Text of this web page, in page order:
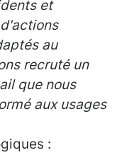
et
au
recruté un
que nous
aux usages
: